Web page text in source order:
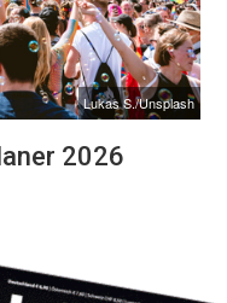
Lukas S./Unsplash
2026